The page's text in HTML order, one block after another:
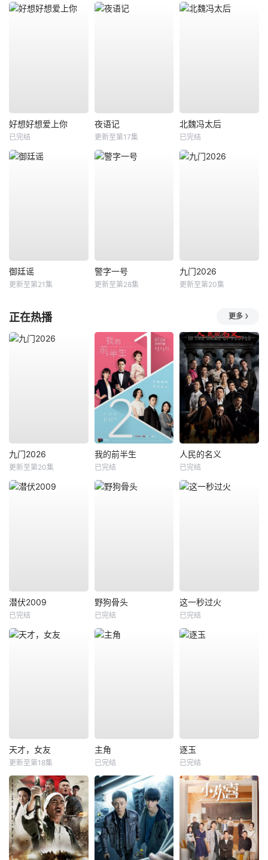
好想好想爱上你
已完结
夜语记
更新至第17集
北魏冯太后
已完结
御廷谣
更新至第21集
警字一号
更新至第28集
九门2026
更新至第20集
正在热播 更多
九门2026
更新至第20集
我的前半生
已完结
人民的名义
已完结
潜伏2009
已完结
野狗骨头
已完结
这一秒过火
已完结
天才，女友
更新至第18集
主角
已完结
逐玉
已完结